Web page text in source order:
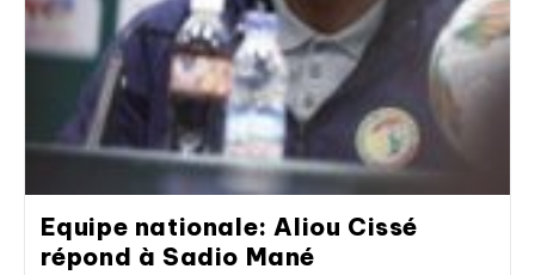
Equipe nationale: Aliou Cissé
répond à Sadio Mané